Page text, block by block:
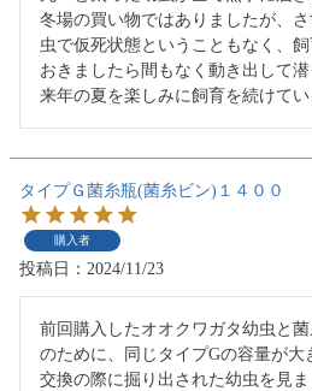
冬場の買い物ではありましたが、
虫で仮死状態ということもなく、
おきましたら間もなく動き出して潜
来年の夏を楽しみに飼育を続けてい
タイプＧ菌糸瓶(菌糸ビン)１４００
購入者
投稿日 2024/11/23
前回購入したオオクワガタ幼虫と
のために、同じタイプGの容量が大
交換の際に掘り出された幼虫を見